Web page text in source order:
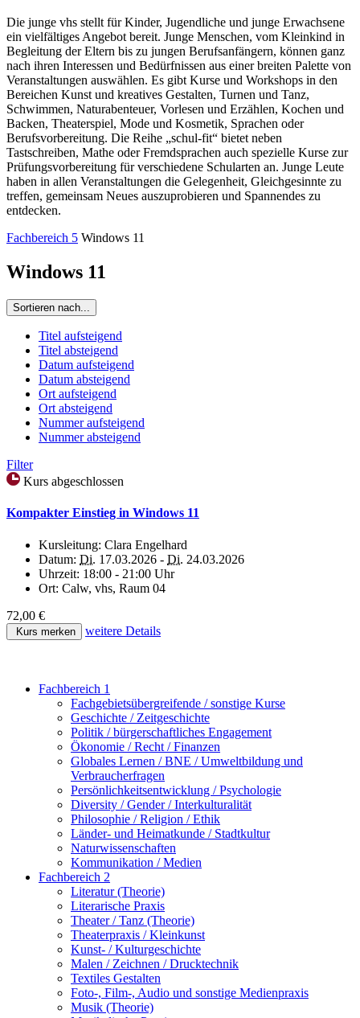
Die junge vhs stellt für Kinder, Jugendliche und junge Erwachsene
ein vielfältiges Angebot bereit. Junge Menschen, vom Kleinkind in
Begleitung der Eltern bis zu jungen Berufsanfängern, können ganz
nach ihren Interessen und Bedürfnissen aus einer breiten Palette von
Veranstaltungen auswählen. Es gibt Kurse und Workshops in den
Bereichen Kunst und kreatives Gestalten, Turnen und Tanz,
Schwimmen, Naturabenteuer, Vorlesen und Erzählen, Kochen und
Backen, Theaterspiel, Mode und Kosmetik, Sprachen oder
Berufsvorbereitung. Die Reihe „schul-fit“ bietet neben
Tastschreiben, Mathe oder Fremdsprachen auch spezielle Kurse zur
Prüfungsvorbereitung für verschiedene Schularten an. Junge Leute
haben in allen Veranstaltungen die Gelegenheit, Gleichgesinnte zu
treffen, gemeinsam Neues auszuprobieren und Spannendes zu
entdecken.
Fachbereich 5 Windows 11
Windows 11
Sortieren nach...
Titel aufsteigend
Titel absteigend
Datum aufsteigend
Datum absteigend
Ort aufsteigend
Ort absteigend
Nummer aufsteigend
Nummer absteigend
Filter
Kurs abgeschlossen
Kompakter Einstieg in Windows 11
Kursleitung: Clara Engelhard
Datum: Di. 17.03.2026 - Di. 24.03.2026
Uhrzeit: 18:00 - 21:00 Uhr
Ort: Calw, vhs, Raum 04
72,00 €
Kurs merken weitere Details
Fachbereich 1
Fachgebietsübergreifende / sonstige Kurse
Geschichte / Zeitgeschichte
Politik / bürgerschaftliches Engagement
Ökonomie / Recht / Finanzen
Globales Lernen / BNE / Umweltbildung und
Verbraucherfragen
Persönlichkeitsentwicklung / Psychologie
Diversity / Gender / Interkulturalität
Philosophie / Religion / Ethik
Länder- und Heimatkunde / Stadtkultur
Naturwissenschaften
Kommunikation / Medien
Fachbereich 2
Literatur (Theorie)
Literarische Praxis
Theater / Tanz (Theorie)
Theaterpraxis / Kleinkunst
Kunst- / Kulturgeschichte
Malen / Zeichnen / Drucktechnik
Textiles Gestalten
Foto-, Film-, Audio und sonstige Medienpraxis
Musik (Theorie)